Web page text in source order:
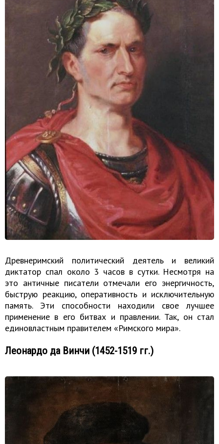
Древнеримский политический деятель и великий
диктатор спал около 3 часов в сутки. Несмотря на
это античные писатели отмечали его энергичность,
быструю реакцию, оперативность и исключительную
память. Эти способности находили свое лучшее
применение в его битвах и правлении. Так, он стал
единовластным правителем «Римского мира».
Леонардо да Винчи (1452-1519 гг.)